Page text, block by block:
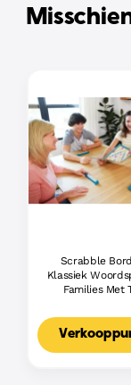
Scrabble
Klassiek
Families Met
Voor 2-4
Nederlandse